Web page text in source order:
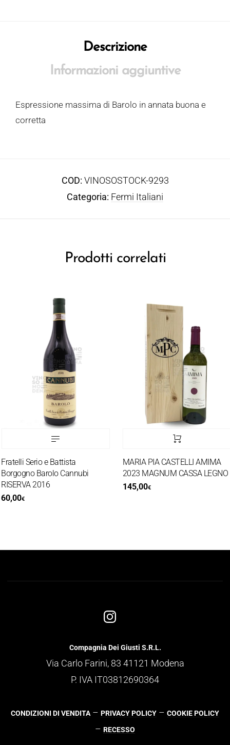
Descrizione
Informazioni aggiuntive
Espressione massima di Barolo in annata buona e
corretta
COD: VINOSOSTOCK-9293
Categoria: Fermi Italiani
Prodotti correlati
Serio e Battista
Barolo Cannubi
2016
€
MARIA PIA CASTELLI AMIMA
2023 MAGNUM CASSA LEGNO
145,00€
Compagnia Dei Giusti S.R.L.
Via Carlo Farini, 83 41121 Modena
P. IVA IT03812690364
CONDIZIONI DI VENDITA – PRIVACY POLICY – COOKIE POLICY
– RECESSO